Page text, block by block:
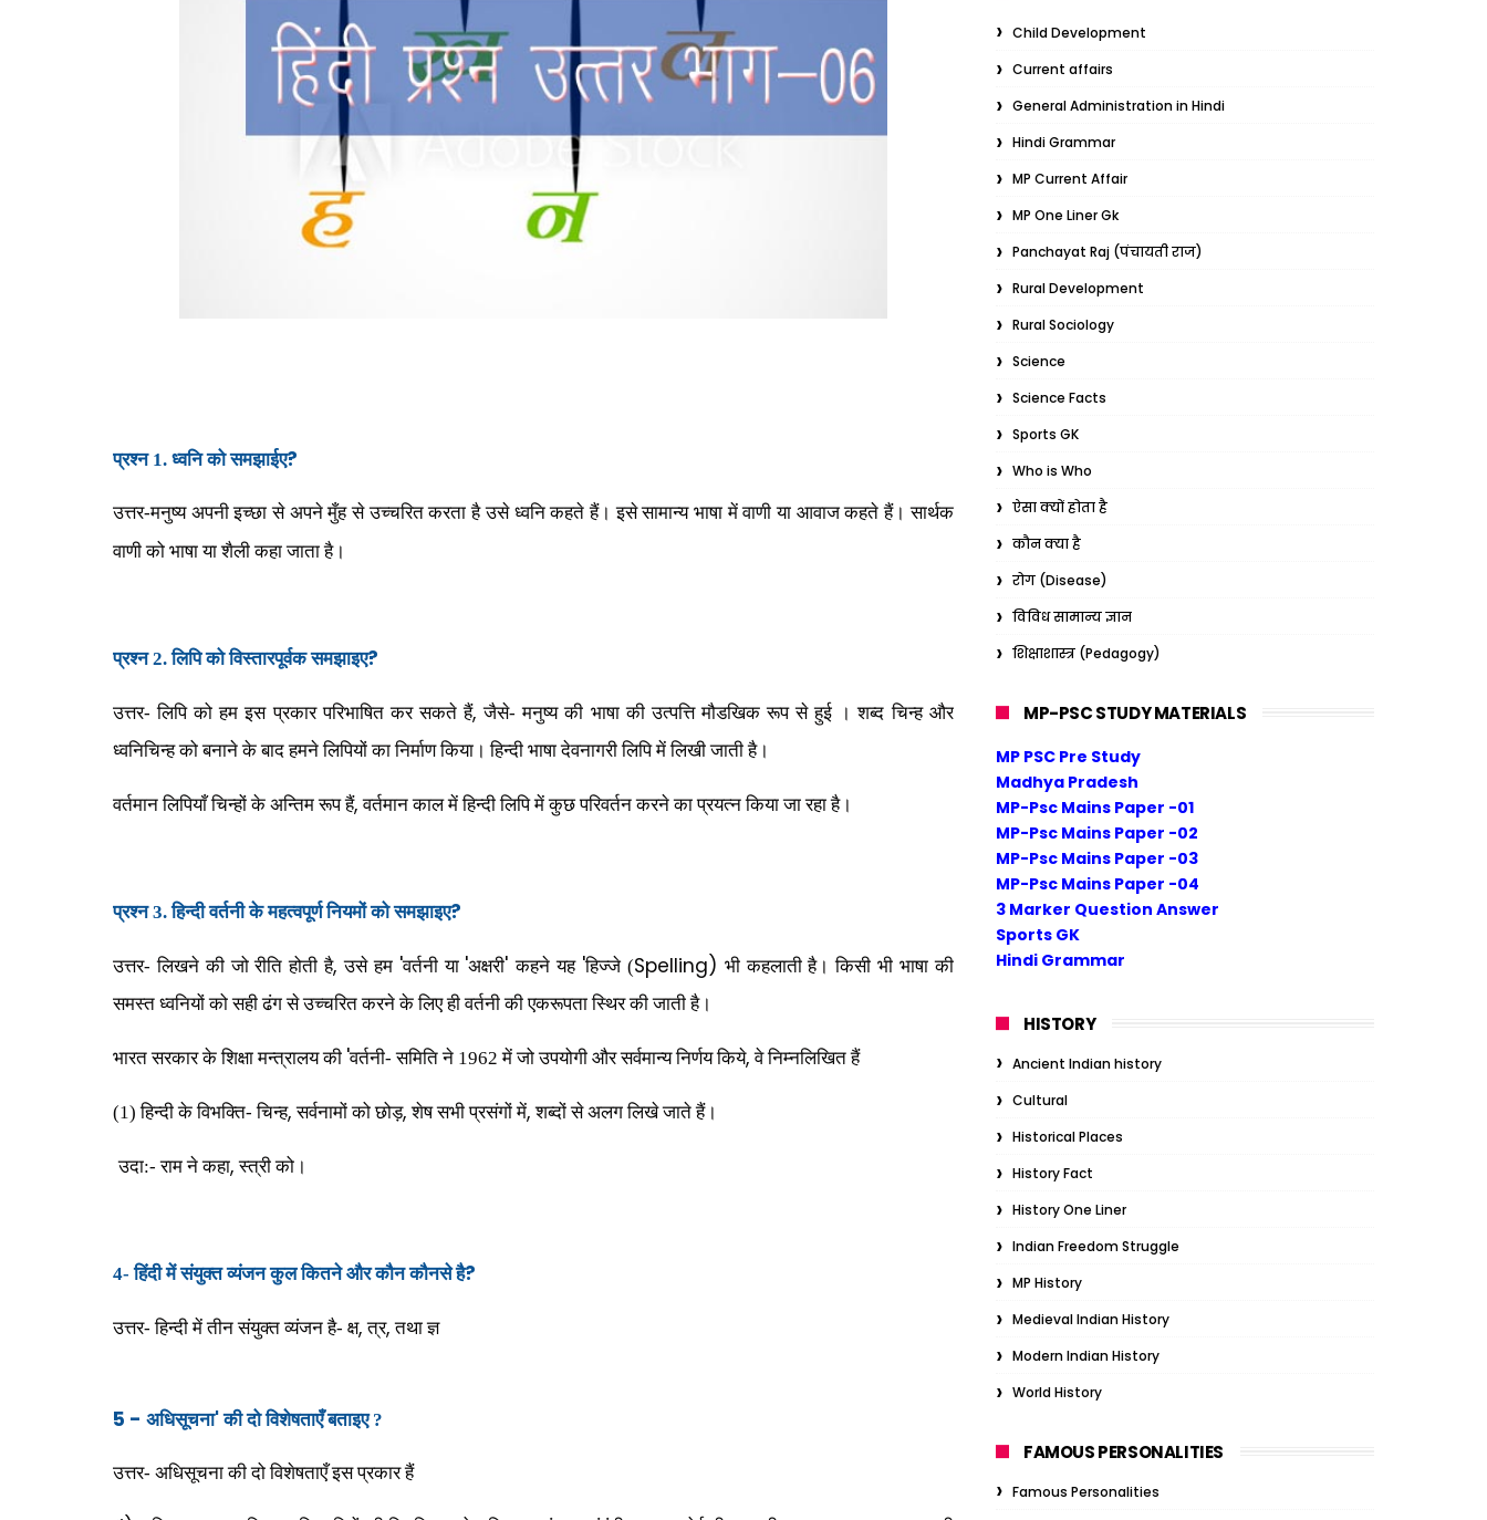
प्रश्न 1. ध्वनि को समझाईए?
उत्तर-मनुष्य अपनी इच्छा से अपने मुँह से उच्चरित करता है उसे ध्वनि कहते हैं। इसे सामान्य भाषा में वाणी या आवाज कहते हैं। सार्थक
वाणी को भाषा या शैली कहा जाता है।
प्रश्न 2. लिपि को विस्तारपूर्वक समझाइए?
उत्तर- लिपि को हम इस प्रकार परिभाषित कर सकतेहैं,जैसे- मनुष्य की भाषा की उत्पत्ति मौडखिक रूप से हुई । शब्द चिन्ह और
ध्वनिचिन्ह को बनाने के बाद हमने लिपियों का निर्माण किया। हिन्दी भाषा देवनागरी लिपि में लिखी जाती है।
वर्तमान लिपियाँ चिन्हों के अन्तिम रूप हैं,वर्तमान काल में हिन्दी लिपि में कुछ परिवर्तन करने का प्रयत्न किया जा रहा है।
प्रश्न 3. हिन्दी वर्तनी के महत्वपूर्ण नियमों को समझाइए?
उत्तर- लिखने की जो रीति होती है,उसे हम 'वर्तनी या 'अक्षरी'कहने यह 'हिज्जे (Spelling) भी कहलाती है। किसी भी भाषा की
समस्त ध्वनियों को सही ढंग से उच्चरित करने के लिए ही वर्तनी की एकरूपता स्थिर की जाती है।
भारत सरकार के शिक्षा मन्त्रालय की 'वर्तनी- समिति ने 1962 में जो उपयोगी और सर्वमान्य निर्णय किये,वे निम्नलिखित हैं
(1) हिन्दी के विभक्ति- चिन्ह,सर्वनामों को छोड़,शेष सभी प्रसंगों में,शब्दों से अलग लिखे जाते हैं।
उदा:- राम ने कहा,स्त्री को।
4- हिंदी में संयुक्त व्यंजन कुल कितने और कौन कौनसे है?
उत्तर- हिन्दी में तीन संयुक्त व्यंजन है- क्ष,त्र,तथाज्ञ
5 - अधिसूचना'की दो विशेषताएँ बताइए ?
उत्तर- अधिसूचना की दो विशेषताएँ इस प्रकार हैं
Child Development
Current affairs
General Administration in Hindi
Hindi Grammar
MP Current Affair
MP One Liner Gk
Panchayat Raj (पंचायती राज)
Rural Development
Rural Sociology
Science
Science Facts
Sports GK
Who is Who
ऐसा क्यों होता है
कौन क्या है
रोग (Disease)
विविध सामान्य ज्ञान
शिक्षाशास्त्र (Pedagogy)
MP-PSC STUDY MATERIALS
MP PSC Pre Study
Madhya Pradesh
MP-Psc Mains Paper -01
MP-Psc Mains Paper -02
MP-Psc Mains Paper -03
MP-Psc Mains Paper -04
3 Marker Question Answer
Sports GK
Hindi Grammar
HISTORY
Ancient Indian history
Cultural
Historical Places
History Fact
History One Liner
Indian Freedom Struggle
MP History
Medieval Indian History
Modern Indian History
World History
FAMOUS PERSONALITIES
Famous Personalities